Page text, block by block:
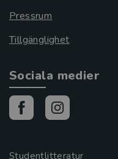
Pressrum
Tillgänglighet
Sociala medier
Studentlitteratur